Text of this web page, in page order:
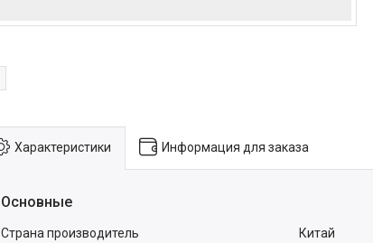
Характеристики Информация для заказа
Основные
Страна производитель Китай